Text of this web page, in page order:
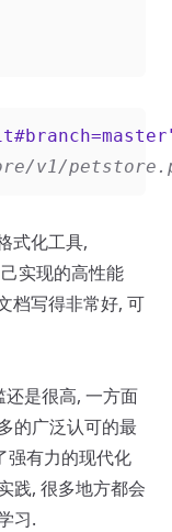
v1/
式化工具,
实现的高性能
档写得非常好, 可
是很高, 一方面
的广泛认可的最
有力的现代化
践, 很多地方都会
习.